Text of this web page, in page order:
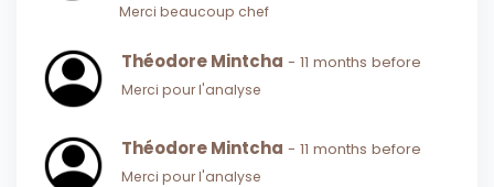
Merci beaucoup chef
Théodore Mintcha - 11 months before
Merci pour l'analyse
Théodore Mintcha - 11 months before
Merci pour l'analyse